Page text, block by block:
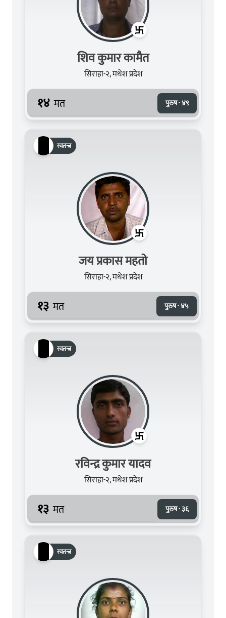
शिव कुमार कामैत
सिराहा-२, मधेश प्रदेश
१४ मत पुरुष · ४९
स्वतन्त्र
जय प्रकास महतो
सिराहा-२, मधेश प्रदेश
१३ मत पुरुष · ४५
स्वतन्त्र
रविन्द्र कुमार यादव
सिराहा-२, मधेश प्रदेश
१३ मत पुरुष · ३६
स्वतन्त्र